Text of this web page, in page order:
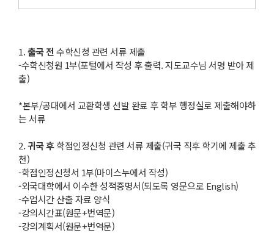
1.출국 전 수학신청 관련 서류 제출
-수학신청원 1부(포털에서 작성 후 출력. 지도교수님 서명 받아 제
출)
*본부/공대에서 교환학생 선발 완료 후 학부 행정실로 제출해야하
는 서류
2.귀국 후학점인정신청 관련 서류 제출(귀국 직후 학기에 제출 추
천)
-학점인정신청서 1부(마이스누에서 작성)
-외국대학에서 이수한 성적증명서(되도록 영문으로 English)
-수업시간 산출 자료 양식
-강의시간표(원문+번역문)
-강의계획서(원문+번역문)